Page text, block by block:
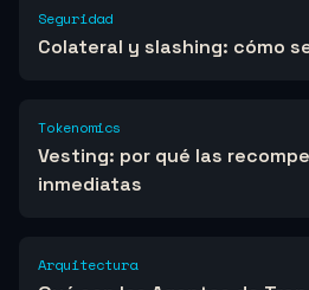
Seguridad
Colateral y slashing: cómo
Tokenomics
Vesting: por qué las
inmediatas
Arquitectura